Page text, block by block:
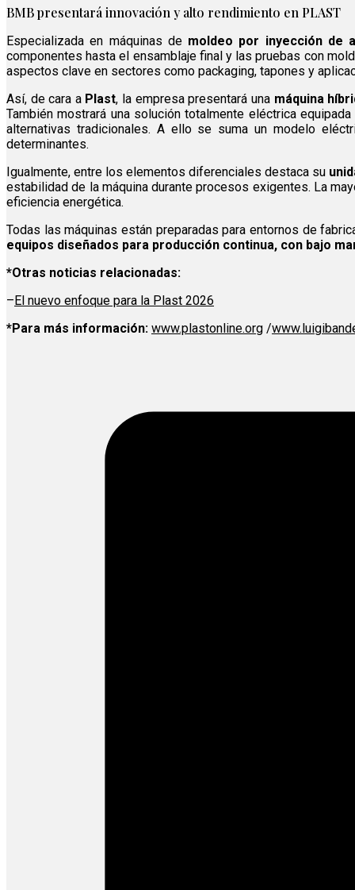
BMB presentará innovación y alto rendimiento en PLAST
Especializada en máquinas demoldeo por inyección de
componentes hasta el ensamblaje final y las pruebas con
aspectos clave en sectores como packaging, tapones y
Así, de cara aPlast, la empresa presentará una máquina
También mostrará una solución totalmente eléctrica
alternativas tradicionales. A ello se suma un modelo
determinantes.
Igualmente, entre los elementos diferenciales destaca su
estabilidad de la máquina durante procesos exigentes. La
eficiencia energética.
Todas las máquinas están preparadas para entornos de
equipos diseñados para producción continua, con bajo
*Otras noticias relacionadas:
– El nuevo enfoque para la Plast 2026
*Para más información: www.plastonline.org /